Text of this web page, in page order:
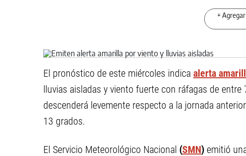
+
El pronóstico de este miércoles indica alerta
lluvias aisladas y viento fuerte con ráfagas de
descenderá levemente respecto a la jornada
13 grados.
El Servicio Meteorológico Nacional (SMN) emitió